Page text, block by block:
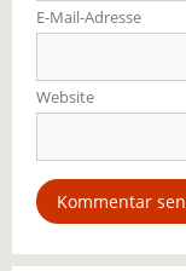
E-Mail-Adresse
Website